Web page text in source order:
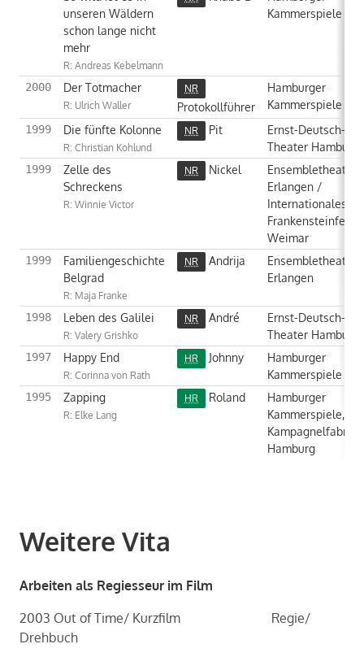
unseren Wäldern
schon lange nicht
mehr
R: Andreas Kebelmann
Kammerspiele
2000 Der Totmacher
R: Ulrich Waller
NR
Protokollführer
Hamburger
Kammerspiele
1999 Die fünfte Kolonne
R: Christian Kohlund
NR Pit
Ernst-Deutsch-
Theater Hamburg
1999
Zelle des
Schreckens
R: Winnie Victor
NR Nickel
Ensembletheater
Erlangen /
Internationales
Weimar
1999
Familiengeschichte
Belgrad
R: Maja Franke
NR Andrija
Ensembletheater
Erlangen
1998 Leben des Galilei
R: Valery Grishko
NR André
Ernst-Deutsch-
Theater Hamburg
1997 Happy End
R: Corinna von Rath
HR Johnny
Hamburger
Kammerspiele
1995 Zapping
R: Elke Lang
HR Roland
Hamburger
Kammerspiele,
Kampagnelfabrik
Hamburg
Weitere Vita
Ar­bei­ten als Re­gies­seur im Film
2003 Out of Time/ Kurz­film Regie/
Dreh­buch